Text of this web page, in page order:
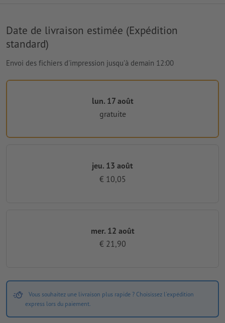
Date de livraison estimée (Expédition
standard)
Envoi des fichiers d'impression jusqu'à demain 12:00
lun. 17 août
gratuite
jeu. 13 août
€ 10,05
mer. 12 août
€ 21,90
Vous souhaitez une livraison plus rapide ? Choisissez l'expédition
express lors du paiement.